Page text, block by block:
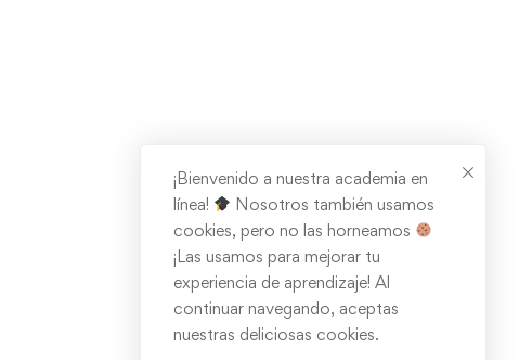
¡Bienvenido a nuestra academia en
línea!
Nosotros también usamos
cookies, pero no las horneamos
¡Las usamos para mejorar tu
experiencia de aprendizaje! Al
continuar navegando, aceptas
nuestras deliciosas cookies.